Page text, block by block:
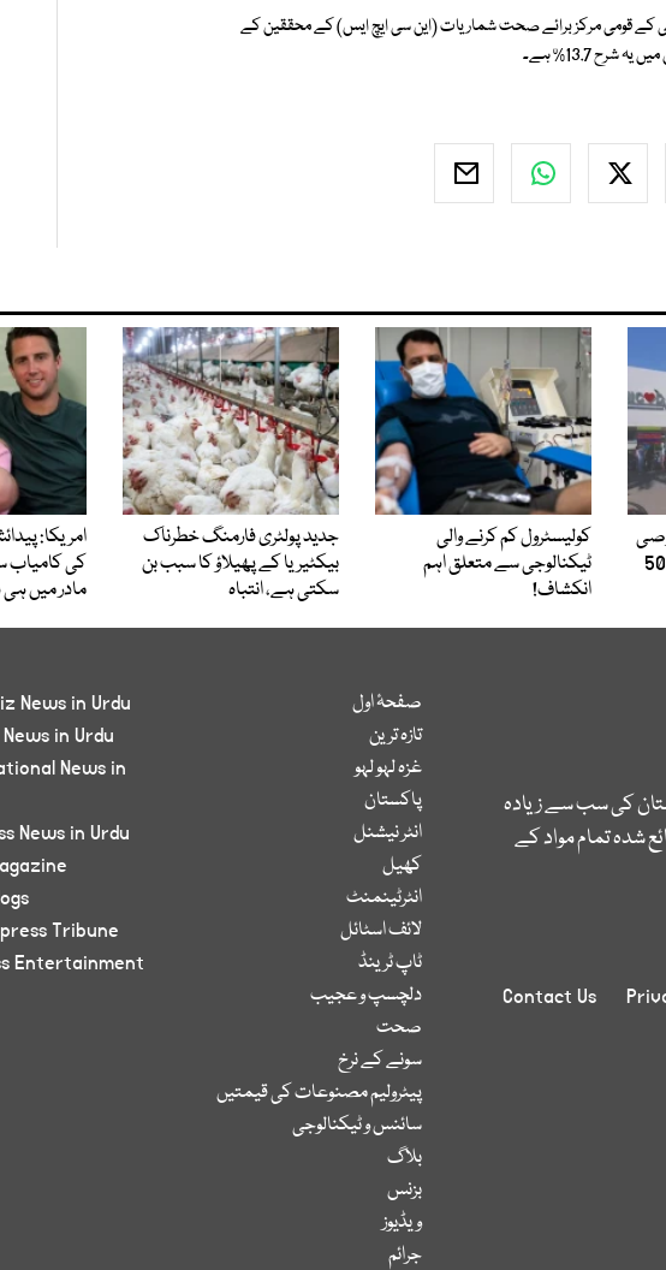
کے قومی مرکز برائے صحت شماریات (این سی ایچ ایس) کے محققین کے
بچوں کی 500
کولیسٹرول کم کرنے والی
ٹیکنالوجی سے متعلق اہم
انکشاف!
جدید پولٹری فارمنگ خطرناک
بیکٹیریا کے پھیلاؤ کا سبب بن
سکتی ہے، انتباہ
امریکا:
کی کامیاب
مادر میں ہی
کی سب سے زیادہ
شدہ تمام مواد کے
Contact Us
صفحۂ اول
تازہ ترین
غزہ لہو لہو
پاکستان
انٹر نیشنل
کھیل
انٹرٹینمنٹ
لائف اسٹائل
ٹاپ ٹرینڈ
دلچسپ و عجیب
صحت
سونے کے نرخ
پیٹرولیم مصنوعات کی قیمتیں
سائنس و ٹیکنالوجی
بلاگ
بزنس
ویڈیوز
جرائم
News in Urdu
in Urdu
News in
News in Urdu
Tribune
Entertainment